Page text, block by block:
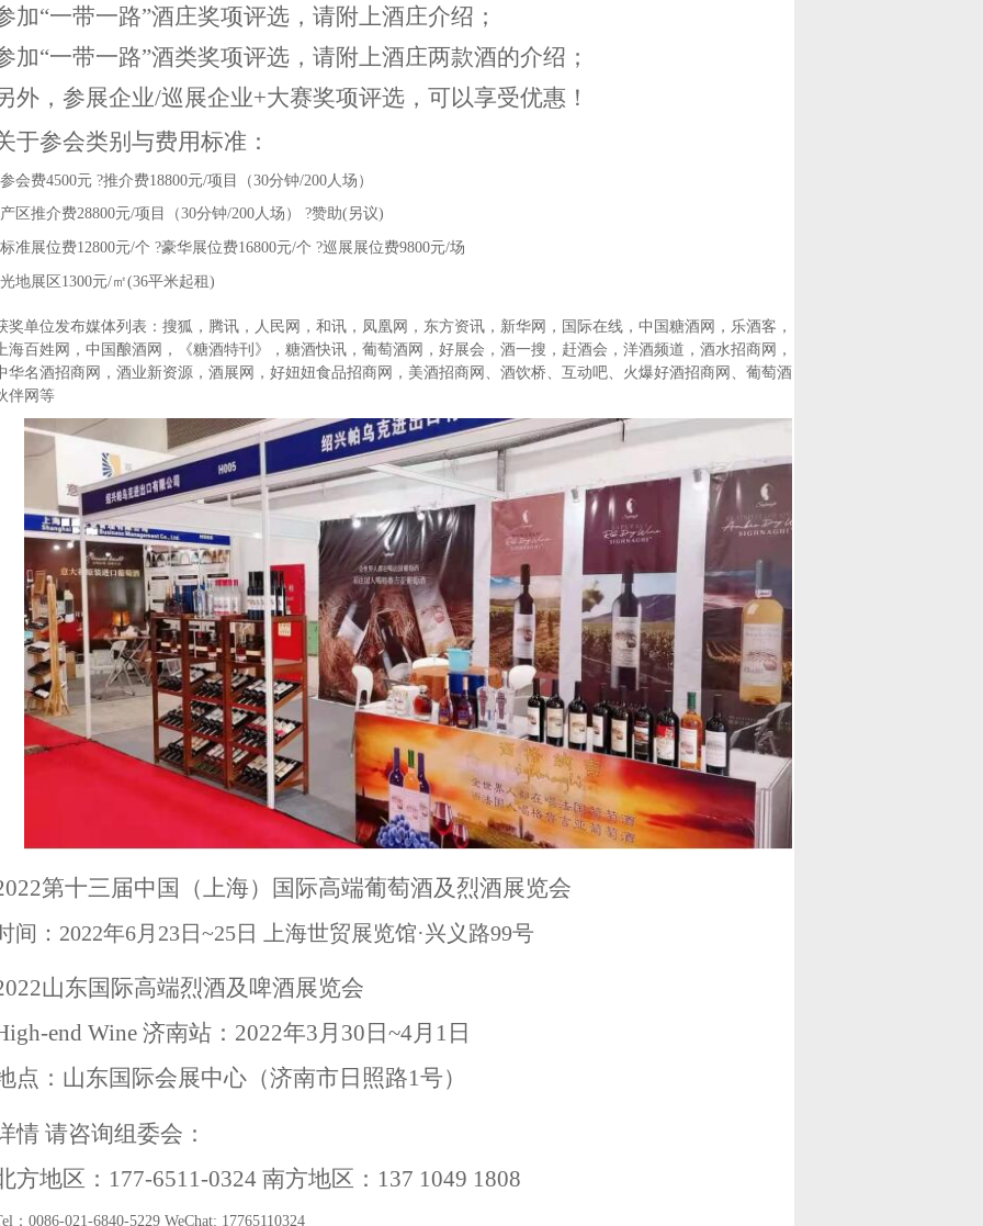
加“一带一路”酒庄奖项评选，请附上酒庄介绍；
加“一带一路”酒类奖项评选，请附上酒庄两款酒的介绍；
外，参展企业/巡展企业+大赛奖项评选，可以享受优惠！
于参会类别与费用标准：
参会费4500元 ?推介费18800元/项目（30分钟/200人场）
产区推介费28800元/项目（30分钟/200人场） ?赞助(另议)
标准展位费12800元/个 ?豪华展位费16800元/个 ?巡展展位费9800元/场
光地展区 1300元/㎡(36平米起租 )
奖单位发布媒体列表：搜狐，腾讯，人民网，和讯，凤凰网，东方资讯，新华网，国际在线，中国糖酒网，乐酒客，
海百姓网，中国酿酒网，
《糖酒特刊 》
，糖酒快讯，葡萄酒网，好展会，酒一搜，赶酒会，洋酒频道，酒水招商网，
华名酒招商网，酒业新资源，酒展网，好妞妞食品招商网，美酒招商网、酒饮桥、互动吧、火爆好酒招商网、葡萄酒
伴网等
第十三届中国（上海）国际高端葡萄酒及烈酒展览会
间： 2022年6月23日~25日 上海世贸展览馆·兴义路99号
山东国际高端烈酒及啤酒展览会
end Wine 济南站：2022年3月30日~4月1日
点：山东国际会展中心（济南市日照路1号）
情 请咨询组委会：
方地区： 177-6511-0324 南方地区：137 1049 1808
：0086-021-6840-5229 WeChat: 17765110324